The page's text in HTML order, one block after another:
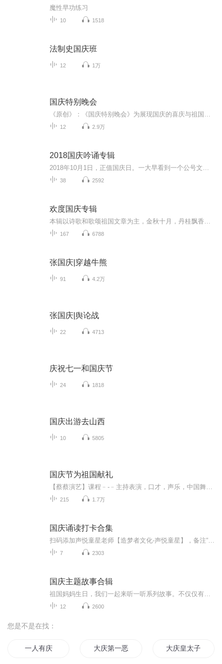
魔性早功练习
10 1518
法制史国庆班
12 1万
国庆特别晚会
12 2.9万
2018国庆吟诵专辑
38 2592
欢度国庆专辑
167 6788
张国庆|穿越牛熊
91 4.2万
张国庆|舆论战
22 4713
庆祝七一和国庆节
24 1818
国庆出游去山西
10 5805
国庆节为祖国献礼
215 1.7万
国庆诵读打卡合集
7 2303
国庆主题故事合辑
12 2600
您是不是在找：
一人有庆 大庆第一恶 大庆皇太子